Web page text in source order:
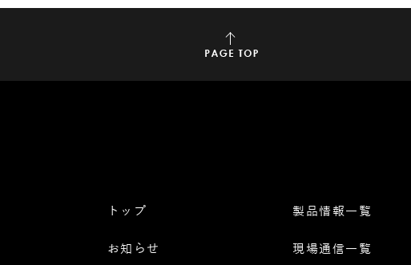
トップ
お知らせ
製品情報一覧
現場通信一覧